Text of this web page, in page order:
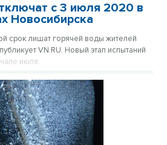
с 3 июля 2020 в
Новосибирска
срок лишат горячей воды жителей
VN.RU. Новый этап испытаний
июля.